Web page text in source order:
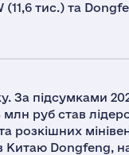
(11,6 тис.) та
підсумками
руб став
розкішних
Китаю Dongfeng,